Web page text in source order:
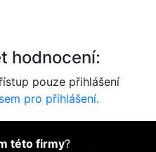
hodnocení:
pouze přihlášení
pro přihlášení.
této firmy?